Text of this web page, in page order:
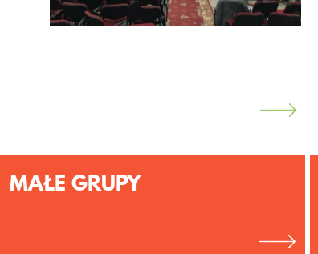
MAŁE GRUPY